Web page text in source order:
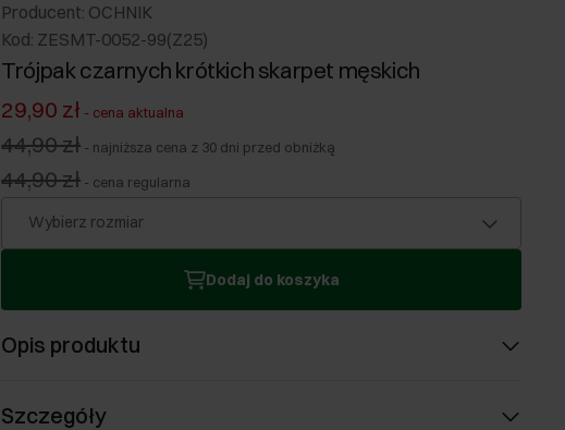
Producent: OCHNIK
Kod: ZESMT-0052-99(Z25)
Trójpak czarnych krótkich skarpet męskich
29,90 zł - cena aktualna
44,90 zł - najniższa cena z 30 dni przed obniżką
44,90 zł - cena regularna
Wybierz rozmiar
Dodaj do koszyka
Opis produktu
Szczegóły